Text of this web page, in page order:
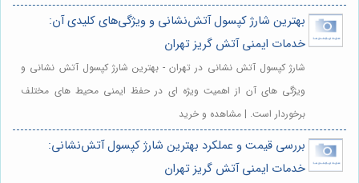
بهترین شارژ کپسول آتش‌نشانی و ویژگی‌های کلیدی آن:
خدمات ایمنی آتش گریز تهران
شارژ کپسول آتش نشانی در تهران - بهترین شارژ کپسول آتش نشانی و
ویژگی های آن از اهمیت ویژه ای در حفظ ایمنی محیط های مختلف
برخوردار است. | مشاهده و خرید
بررسی قیمت و عملکرد بهترین شارژ کپسول آتش‌نشانی:
خدمات ایمنی آتش گریز تهران